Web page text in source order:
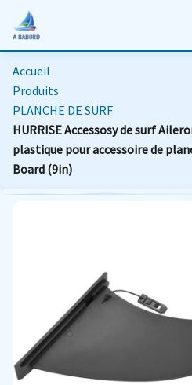
Accueil
Produits
PLANCHE DE SURF
HURRISE Accessosy de surf
plastique pour accessoire de
Board (9in)